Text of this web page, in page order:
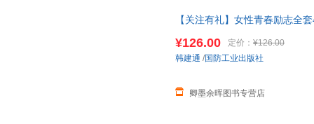
【关注有礼】女性青春励志全
¥126.00 定价： ¥126.00
卿墨余晖图书专营店
韩建通 /国防工业出版社